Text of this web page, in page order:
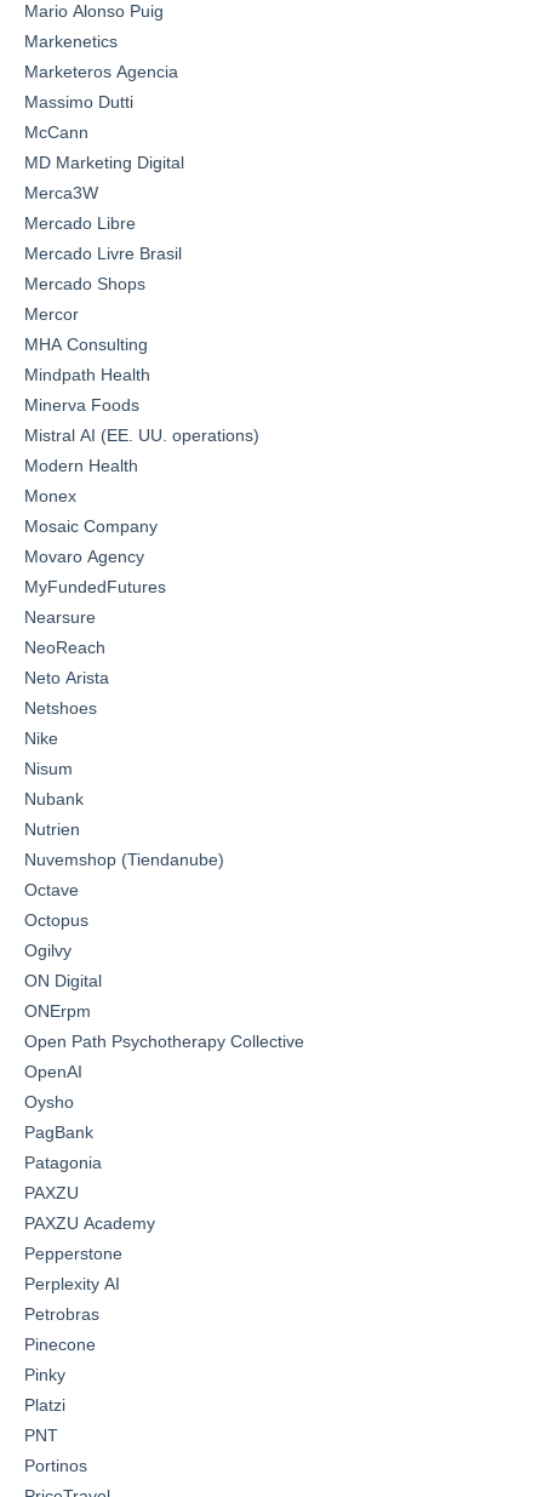
Mario Alonso Puig
Markenetics
Marketeros Agencia
Massimo Dutti
McCann
MD Marketing Digital
Merca3W
Mercado Libre
Mercado Livre Brasil
Mercado Shops
Mercor
MHA Consulting
Mindpath Health
Minerva Foods
Mistral AI (EE. UU. operations)
Modern Health
Monex
Mosaic Company
Movaro Agency
MyFundedFutures
Nearsure
NeoReach
Neto Arista
Netshoes
Nike
Nisum
Nubank
Nutrien
Nuvemshop (Tiendanube)
Octave
Octopus
Ogilvy
ON Digital
ONErpm
Open Path Psychotherapy Collective
OpenAI
Oysho
PagBank
Patagonia
PAXZU
PAXZU Academy
Pepperstone
Perplexity AI
Petrobras
Pinecone
Pinky
Platzi
PNT
Portinos